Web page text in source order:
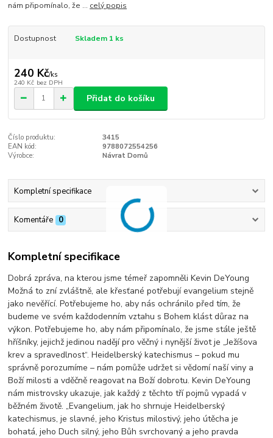
nám připomínalo, že ... celý popis
Dostupnost Skladem 1 ks
240 Kč/ks
240 Kč bez DPH
Přidat do košíku
Číslo produktu:
3415
EAN kód:
9788072554256
Výrobce:
Návrat Domů
Kompletní specifikace
Komentáře 0
Kompletní specifikace
Dobrá zpráva, na kterou jsme témeř zapomněli Kevin DeYoung
Možná to zní zvláštně, ale křesťané potřebují evangelium stejně
jako nevěřící. Potřebujeme ho, aby nás ochránilo před tím, že
budeme ve svém každodenním vztahu s Bohem klást důraz na
výkon. Potřebujeme ho, aby nám připomínalo, že jsme stále ještě
hříšníky, jejichž jedinou nadějí pro věčný i nynější život je „Ježíšova
krev a spravedlnost“. Heidelberský katechismus – pokud mu
správně porozumíme – nám pomůže udržet si vědomí naší viny a
Boží milosti a vděčně reagovat na Boží dobrotu. Kevin DeYoung
nám mistrovsky ukazuje, jak každý z těchto tří pojmů vypadá v
běžném životě. „Evangelium, jak ho shrnuje Heidelberský
katechismus, je slavné, jeho Kristus milostivý, jeho útěcha je
bohatá, jeho Duch silný, jeho Bůh svrchovaný a jeho pravda